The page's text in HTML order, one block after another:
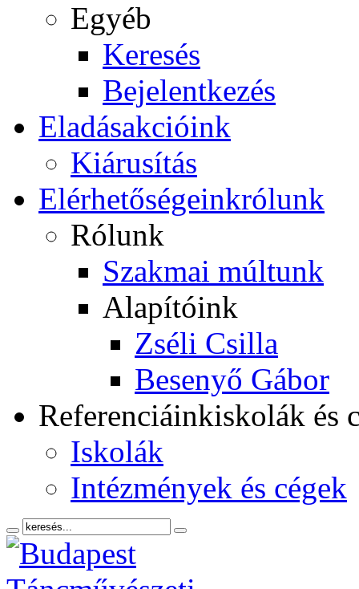
Egyéb
Keresés
Bejelentkezés
Eladásakcióink
Kiárusítás
Elérhetőségeinkrólunk
Rólunk
Szakmai múltunk
Alapítóink
Zséli Csilla
Besenyő Gábor
Referenciáinkiskolák és
Iskolák
Intézmények és cégek